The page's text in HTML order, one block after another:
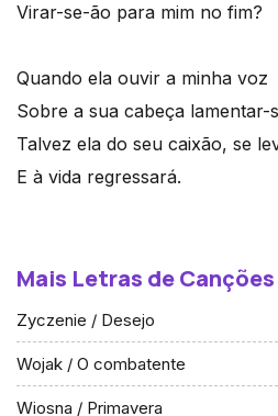
Virar-se-ão para mim no fim?
Quando ela ouvir a minha voz
Sobre a sua cabeça lamentar-
Talvez ela do seu caixão, se
E à vida regressará.
Mais Letras de Canções
Zyczenie / Desejo
Wojak / O combatente
Wiosna / Primavera